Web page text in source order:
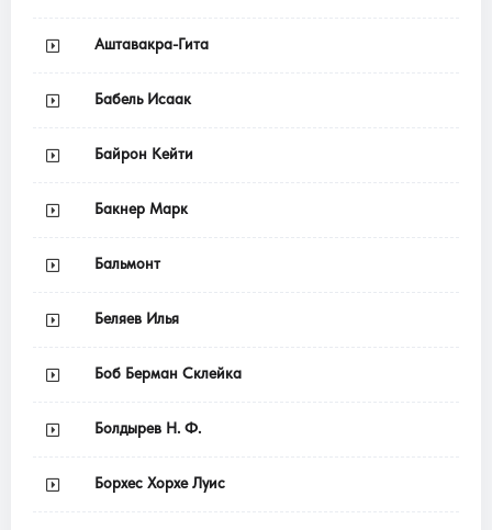
Аштавакра-Гита
Бабель Исаак
Байрон Кейти
Бакнер Марк
Бальмонт
Беляев Илья
Боб Берман Склейка
Болдырев Н. Ф.
Борхес Хорхе Луис